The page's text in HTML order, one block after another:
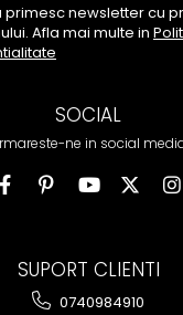
primesc newsletter cu
Afla mai multe in
SOCIAL
ne in social
SUPORT CLIENTI
0740984910